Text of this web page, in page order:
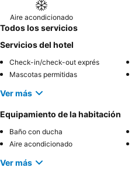
Aire acondicionado
Todos los servicios
Servicios del hotel
Check-in/check-out exprés
Mascotas permitidas
Ver más
Equipamiento de la habitación
Baño con ducha
Aire acondicionado
Ver más